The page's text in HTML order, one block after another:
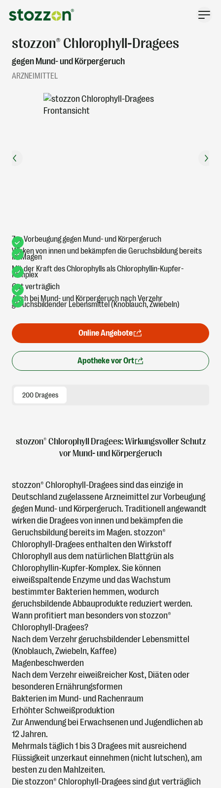
Zum Inhalt springen
stozzon® Chlorophyll-Dragees
gegen Mund- und Körpergeruch
ARZNEIMITTEL
Zur Vorbeugung gegen Mund- und Körpergeruch
Wirken von innen und bekämpfen die Geruchsbildung bereits
im Magen
Mit der Kraft des Chlorophylls als Chlorophyllin-Kupfer-
Komplex
Gut verträglich
Auch bei Mund- und Körpergeruch nach Verzehr
geruchsbildender Lebensmittel (Knoblauch, Zwiebeln)
Online Angebote
Apotheke vor Ort
200 Dragees
stozzon® Chlorophyll Dragees: Wirkungsvoller Schutz
vor Mund- und Körpergeruch
stozzon® Chlorophyll-Dragees sind das einzige in
Deutschland zugelassene Arzneimittel zur Vorbeugung
gegen Mund- und Körpergeruch. Traditionell angewandt
wirken die Dragees von innen und bekämpfen die
Geruchsbildung bereits im Magen. stozzon®
Chlorophyll-Dragees enthalten den Wirkstoff
Chlorophyll aus dem natürlichen Blattgrün als
Chlorophyllin-Kupfer-Komplex. Sie können
eiweißspaltende Enzyme und das Wachstum
bestimmter Bakterien hemmen, wodurch
geruchsbildende Abbauprodukte reduziert werden.
Wann profitiert man besonders von stozzon®
Chlorophyll-Dragees?
Nach dem Verzehr geruchsbildender Lebensmittel
(Knoblauch, Zwiebeln, Kaffee)
Magenbeschwerden
Nach dem Verzehr eiweißreicher Kost, Diäten oder
besonderen Ernährungsformen
Bakterien im Mund- und Rachenraum
Erhöhter Schweißproduktion
Zur Anwendung bei Erwachsenen und Jugendlichen ab
12 Jahren.
Mehrmals täglich 1 bis 3 Dragees mit ausreichend
Flüssigkeit unzerkaut einnehmen (nicht lutschen), am
besten zu den Mahlzeiten.
Die stozzon® Chlorophyll-Dragees sind gut verträglich